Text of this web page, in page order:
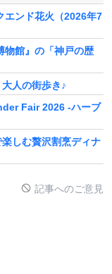
エンド花火（2026年7
物館』の「神戸の歴
人の街歩き♪
Fair 2026 -ハーブ
しむ贅沢割烹ディナ
記事へのご意見